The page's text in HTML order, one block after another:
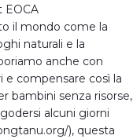
EOCA
il mondo come la
naturali e la
anche con
e compensare così la
bambini senza risorse,
alcuni giorni
), questa